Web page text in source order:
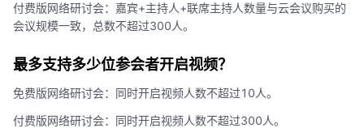
付费版网络研讨会：嘉宾+主持人+联席主持人数量与云会议购买的
会议规模一致，总数不超过300人。
最多支持多少位参会者开启视频？
免费版网络研讨会：同时开启视频人数不超过10人。
付费版网络研讨会：同时开启视频人数不超过300人。